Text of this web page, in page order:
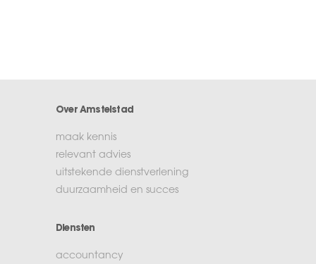
Over Amstelstad
maak kennis
relevant advies
uitstekende dienstverlening
duurzaamheid en succes
Diensten
accountancy